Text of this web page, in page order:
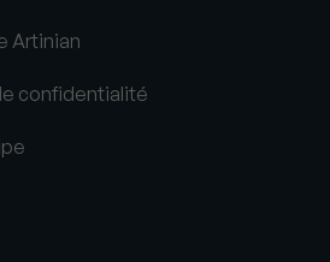
Artinian
confidentialité